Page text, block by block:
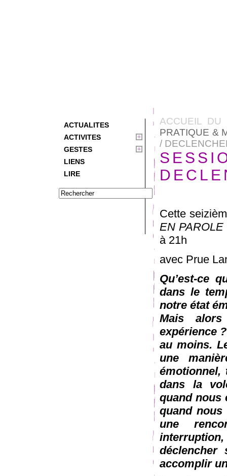
ACTUALITES
ACTIVITES
GESTES
LIENS
LIRE
ACCUEIL DU
PRATIQUE &
/
Cette
EN PAROLE
à 21h
avec Prue
Qu’est-ce
dans le
notre état
Mais
expérience
au moins.
une
émotionnel,
dans la
quand nous
quand nous
une
déclencher
accomplir